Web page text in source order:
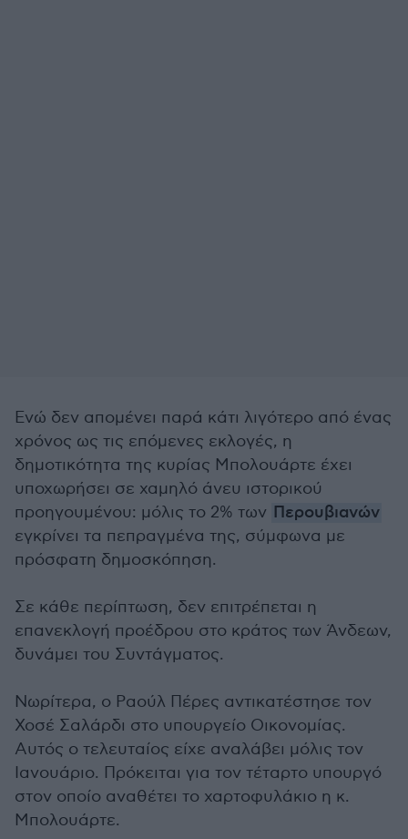
Ενώ δεν απομένει παρά κάτι λιγότερο από ένας
χρόνος ως τις επόμενες εκλογές, η
δημοτικότητα της κυρίας Μπολουάρτε έχει
υποχωρήσει σε χαμηλό άνευ ιστορικού
προηγουμένου: μόλις το 2% των Περουβιανών
εγκρίνει τα πεπραγμένα της, σύμφωνα με
πρόσφατη δημοσκόπηση.
Σε κάθε περίπτωση, δεν επιτρέπεται η
επανεκλογή προέδρου στο κράτος των Άνδεων,
δυνάμει του Συντάγματος.
Νωρίτερα, ο Ραούλ Πέρες αντικατέστησε τον
Χοσέ Σαλάρδι στο υπουργείο Οικονομίας.
Αυτός ο τελευταίος είχε αναλάβει μόλις τον
Ιανουάριο. Πρόκειται για τον τέταρτο υπουργό
στον οποίο αναθέτει το χαρτοφυλάκιο η κ.
Μπολουάρτε.